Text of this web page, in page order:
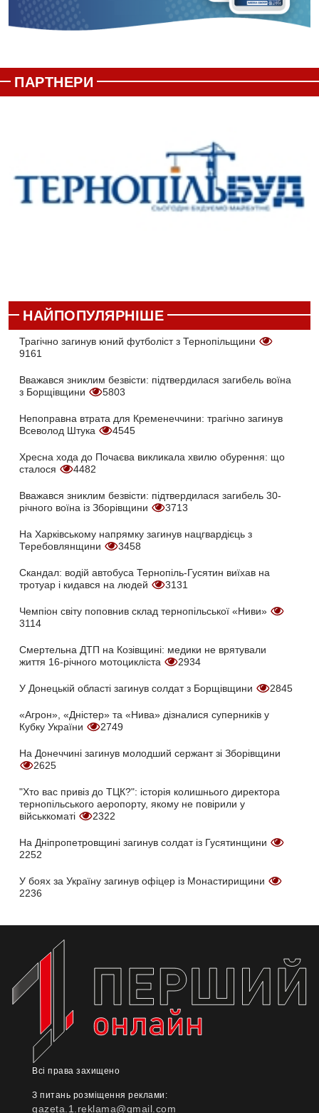
ПАРТНЕРИ
НАЙПОПУЛЯРНІШЕ
Трагічно загинув юний футболіст з Тернопільщини
9161
Вважався зниклим безвісти: підтвердилася загибель воїна
з Борщівщини
5803
Непоправна втрата для Кременеччини: трагічно загинув
Всеволод Штука
4545
Хресна хода до Почаєва викликала хвилю обурення: що
сталося
4482
Вважався зниклим безвісти: підтвердилася загибель 30-
річного воїна із Зборівщини
3713
На Харківському напрямку загинув нацгвардієць з
Теребовлянщини
3458
Скандал: водій автобуса Тернопіль-Гусятин виїхав на
тротуар і кидався на людей
3131
Чемпіон світу поповнив склад тернопільської «Ниви»
3114
Смертельна ДТП на Козівщині: медики не врятували
життя 16-річного мотоцикліста
2934
У Донецькій області загинув солдат з Борщівщини 2845
«Агрон», «Дністер» та «Нива» дізналися суперників у
Кубку України
2749
На Донеччині загинув молодший сержант зі Зборівщини
2625
"Хто вас привіз до ТЦК?": історія колишнього директора
тернопільського аеропорту, якому не повірили у
військкоматі
2322
На Дніпропетровщині загинув солдат із Гусятинщини
2252
У боях за Україну загинув офіцер із Монастирищини
2236
Всі права захищено
З питань розміщення реклами:
gazeta.1.reklama@gmail.com